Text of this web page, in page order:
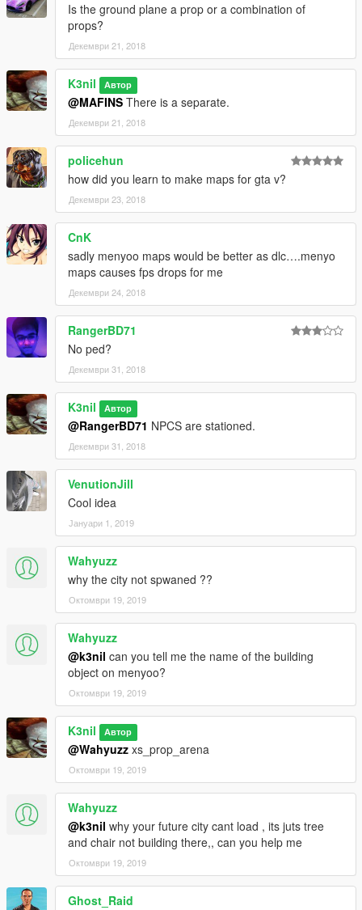
Is the ground plane a prop or a combination of
props?
Декември 21, 2018
K3nil Автор
@MAFINS There is a separate.
Декември 21, 2018
policehun
how did you learn to make maps for gta v?
Декември 23, 2018
CnK
sadly menyoo maps would be better as dlc….menyo
maps causes fps drops for me
Декември 24, 2018
RangerBD71
No ped?
Декември 31, 2018
K3nil Автор
@RangerBD71 NPCS are stationed.
Декември 31, 2018
VenutionJill
Cool idea
Јануари 1, 2019
Wahyuzz
why the city not spwaned ??
Октомври 19, 2019
Wahyuzz
@k3nil can you tell me the name of the building
object on menyoo?
Октомври 19, 2019
K3nil Автор
@Wahyuzz xs_prop_arena
Октомври 19, 2019
Wahyuzz
@k3nil why your future city cant load , its juts tree
and chair not building there,, can you help me
Октомври 19, 2019
Ghost_Raid